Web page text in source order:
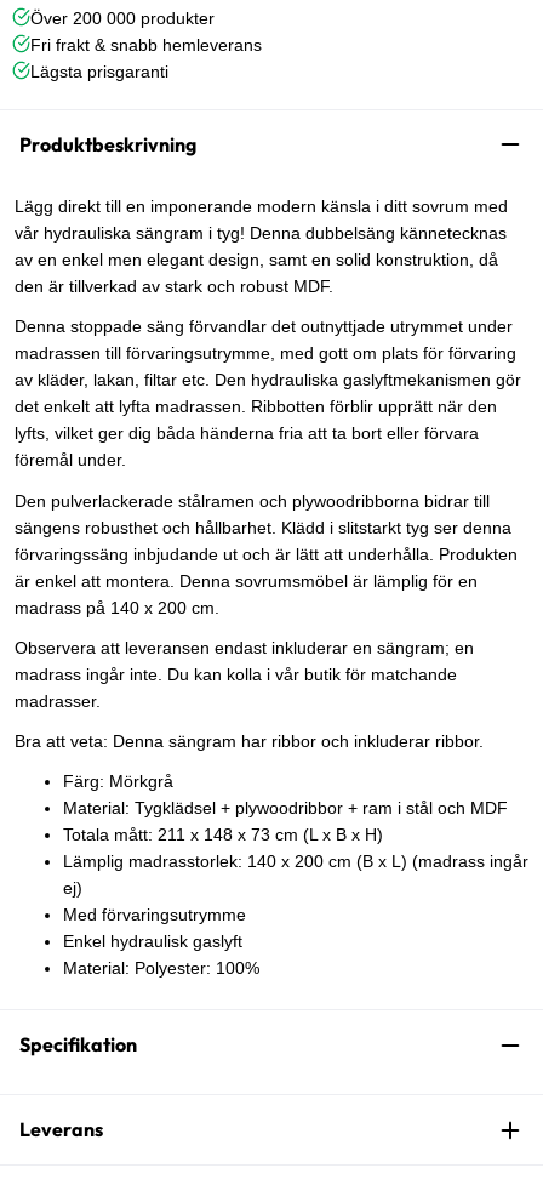
Över 200 000 produkter
Fri frakt & snabb hemleverans
Lägsta prisgaranti
Produktbeskrivning
Lägg direkt till en imponerande modern känsla i ditt sovrum med
vår hydrauliska sängram i tyg! Denna dubbelsäng kännetecknas
av en enkel men elegant design, samt en solid konstruktion, då
den är tillverkad av stark och robust MDF.
Denna stoppade säng förvandlar det outnyttjade utrymmet under
madrassen till förvaringsutrymme, med gott om plats för förvaring
av kläder, lakan, filtar etc. Den hydrauliska gaslyftmekanismen gör
det enkelt att lyfta madrassen. Ribbotten förblir upprätt när den
lyfts, vilket ger dig båda händerna fria att ta bort eller förvara
föremål under.
Den pulverlackerade stålramen och plywoodribborna bidrar till
sängens robusthet och hållbarhet. Klädd i slitstarkt tyg ser denna
förvaringssäng inbjudande ut och är lätt att underhålla. Produkten
är enkel att montera. Denna sovrumsmöbel är lämplig för en
madrass på 140 x 200 cm.
Observera att leveransen endast inkluderar en sängram; en
madrass ingår inte. Du kan kolla i vår butik för matchande
madrasser.
Bra att veta: Denna sängram har ribbor och inkluderar ribbor.
Färg: Mörkgrå
Material: Tygklädsel + plywoodribbor + ram i stål och MDF
Totala mått: 211 x 148 x 73 cm (L x B x H)
Lämplig madrasstorlek: 140 x 200 cm (B x L) (madrass ingår
ej)
Med förvaringsutrymme
Enkel hydraulisk gaslyft
Material: Polyester: 100%
Specifikation
Leverans